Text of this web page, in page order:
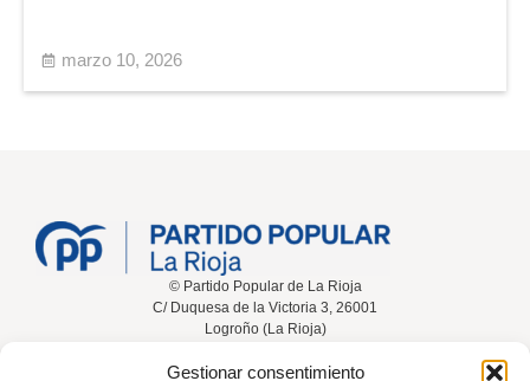
Gestionar consentimiento
marzo 10, 2026
© Partido Popular de La Rioja
C/ Duquesa de la Victoria 3, 26001
Logroño (La Rioja)